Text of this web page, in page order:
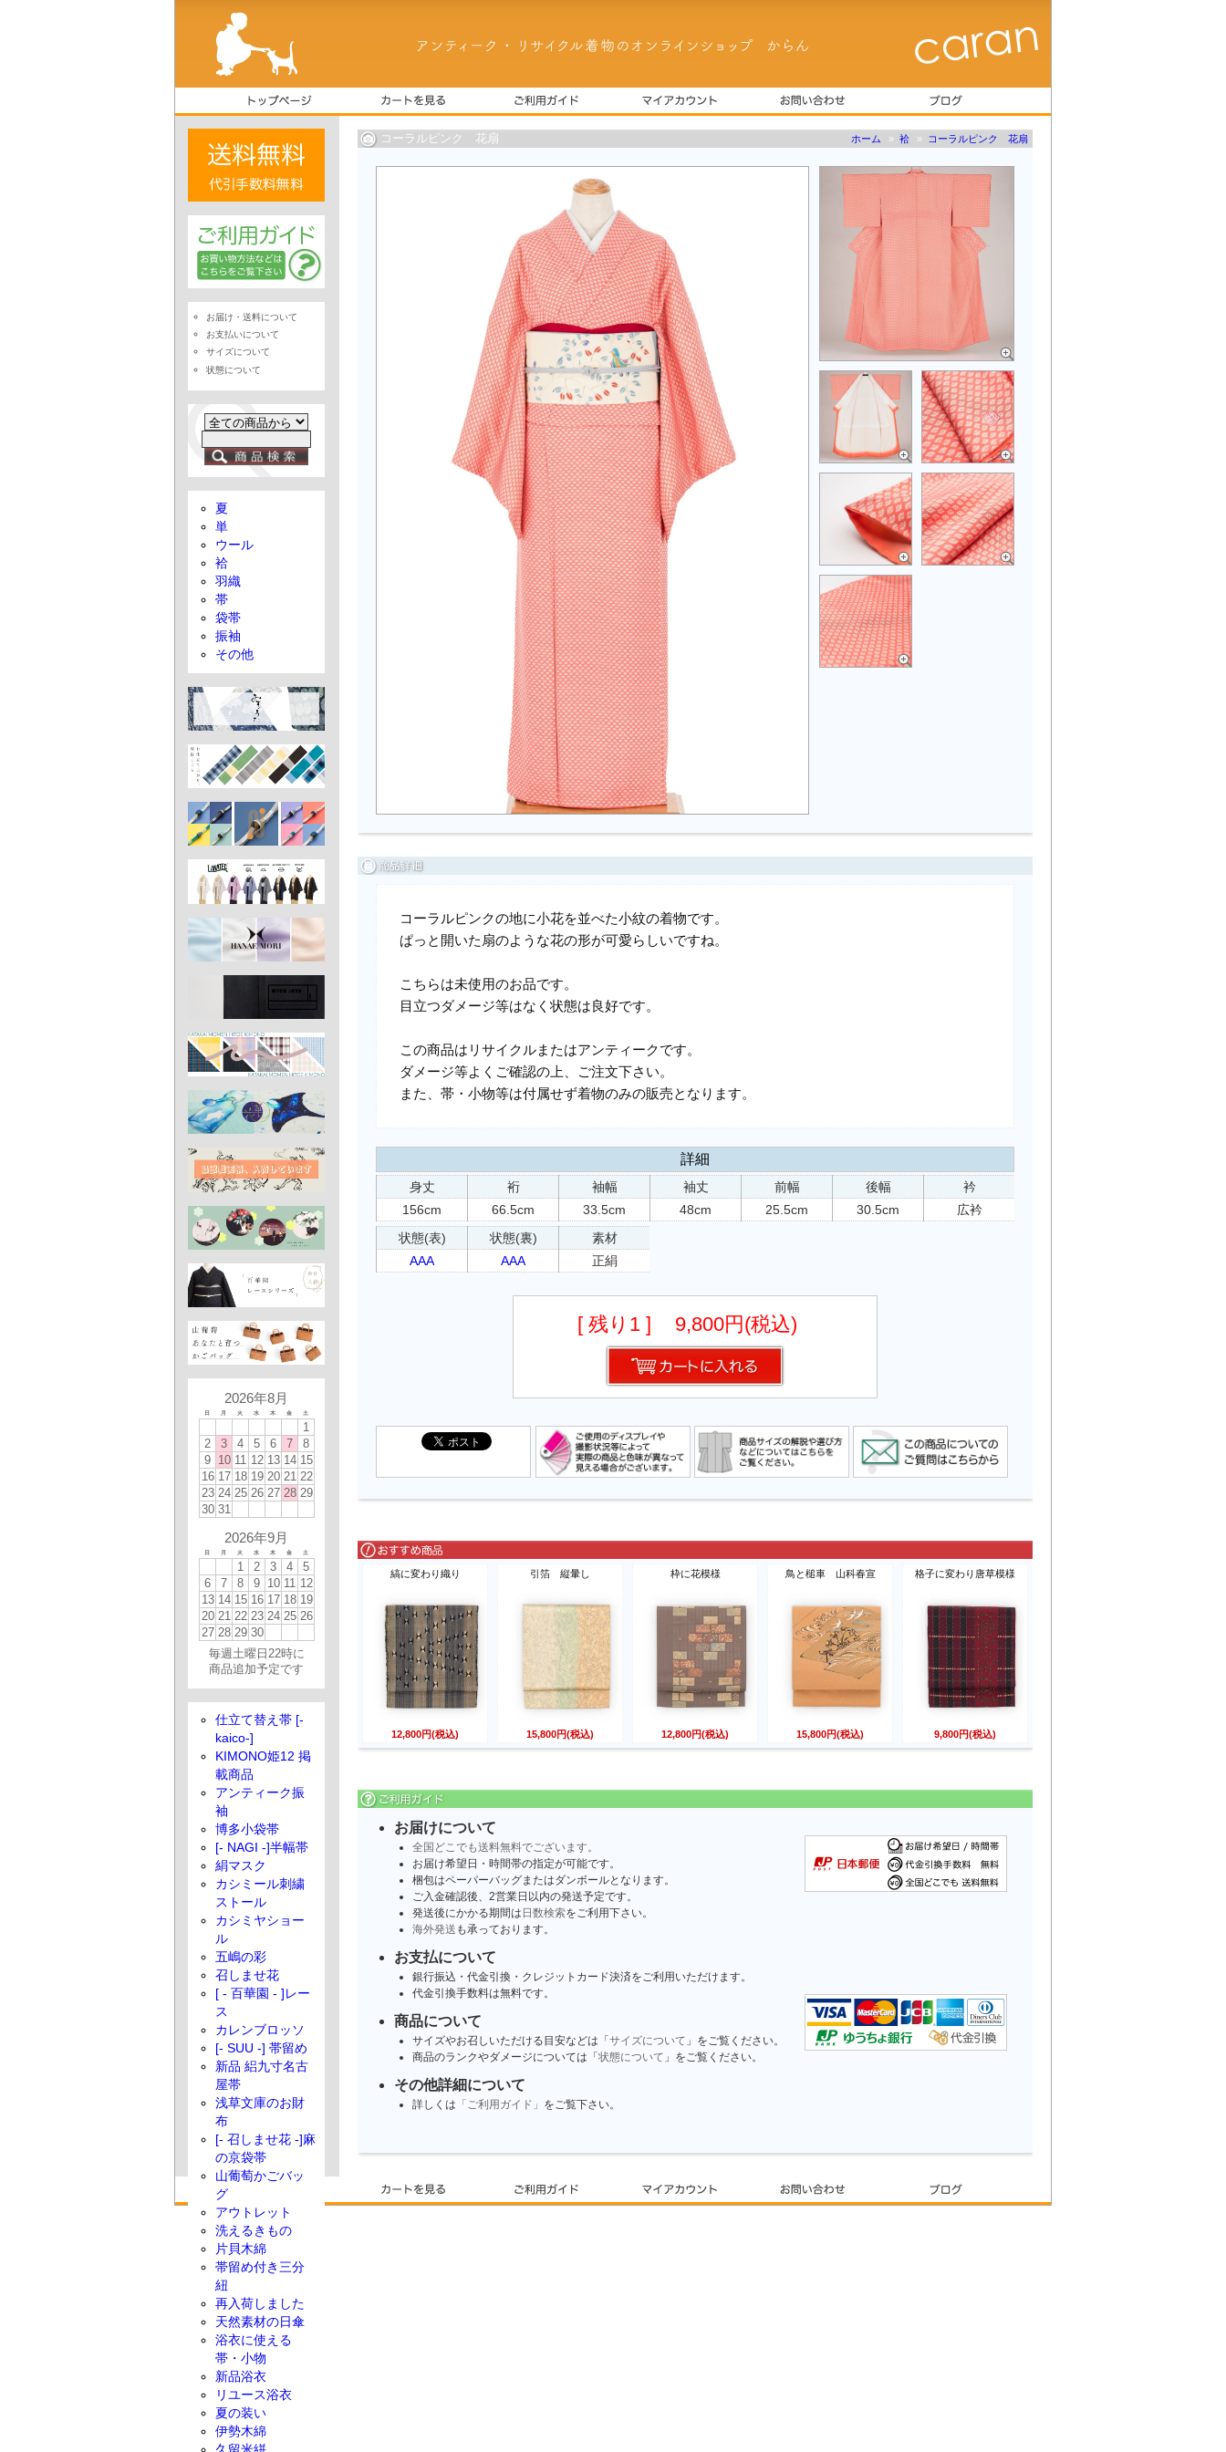
コーラルピンク 花扇 ホーム » 袷 » コーラルピンク 花扇
コーラルピンクの地に小花を並べた小紋の着物です。
ぱっと開いた扇のような花の形が可愛らしいですね。
こちらは未使用のお品です。
目立つダメージ等はなく状態は良好です。
この商品はリサイクルまたはアンティークです。
ダメージ等よくご確認の上、ご注文下さい。
また、帯・小物等は付属せず着物のみの販売となります。
詳細
身丈
156cm
裄
66.5cm
袖幅
33.5cm
袖丈
48cm
前幅
25.5cm
後幅
30.5cm
衿
広衿
状態(表)
AAA
状態(裏)
AAA
素材
正絹
[ 残り1 ] 9,800円(税込)
縞に変わり織り
12,800円(税込)
引箔 縦暈し
15,800円(税込)
枠に花模様
12,800円(税込)
鳥と槌車 山科春宣
15,800円(税込)
格子に変わり唐草模様
9,800円(税込)
お届けについて
全国どこでも送料無料でございます。
お届け希望日・時間帯の指定が可能です。
梱包はペーパーバッグまたはダンボールとなります。
ご入金確認後、2営業日以内の発送予定です。
発送後にかかる期間は 日数検索をご利用下さい。
海外発送 も承っております。
お支払について
銀行振込・代金引換・クレジットカード決済をご利用いただけます。
代金引換手数料は無料です。
商品について
サイズやお召しいただける目安などは「サイズについて 」をご覧ください。
商品のランクやダメージについては「状態について 」をご覧ください。
その他詳細について
詳しくは 「ご利用ガイド」 をご覧下さい。
お届け・送料について
お支払いについて
サイズについて
状態について
夏
単
ウール
袷
羽織
帯
袋帯
振袖
その他
2026年8月
日 月 火 水 木 金 土
1
2
3 4 5 6 7
8
9 10 11 12 13 14 15
16 17 18 19 20 21 22
23 24 25 26 27 28 29
30 31
2026年9月
日 月 火 水 木 金 土
1 2 3 4
5
6
7 8 9 10 11 12
13 14 15 16 17 18 19
20 21 22 23 24 25 26
27 28 29 30
毎週土曜日22時に
商品追加予定です
仕立て替え帯 [-
kaico-]
KIMONO姫12 掲
載商品
アンティーク振
袖
博多小袋帯
[- NAGI -]半幅帯
絹マスク
カシミール刺繍
ストール
カシミヤショー
ル
五嶋の彩
召しませ花
[ - 百華園 - ]レー
ス
カレンブロッソ
[- SUU -] 帯留め
新品 絽九寸名古
屋帯
浅草文庫のお財
布
[- 召しませ花 -]麻
の京袋帯
山葡萄かごバッ
グ
アウトレット
洗えるきもの
片貝木綿
帯留め付き三分
紐
再入荷しました
天然素材の日傘
浴衣に使える
帯・小物
新品浴衣
リユース浴衣
夏の装い
伊勢木綿